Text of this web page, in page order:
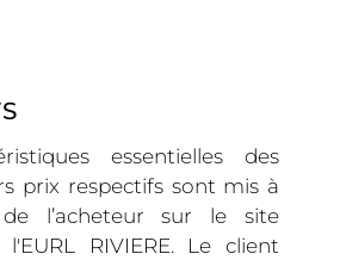
essentielles des
prix respectifs sont mis à
l’acheteur sur le site
RIVIERE. Le client